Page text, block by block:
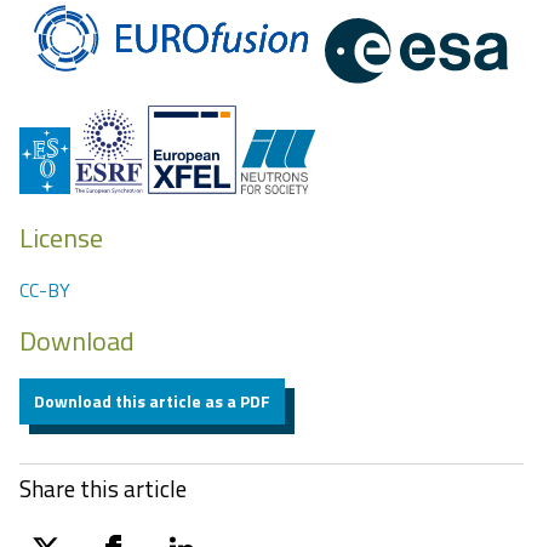
License
CC-BY
Download
Download this article as a PDF
Share this article